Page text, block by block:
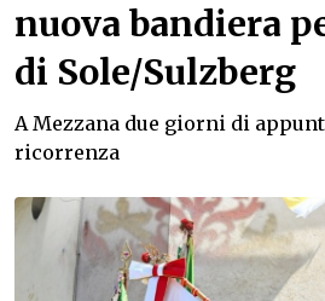
nuova bandiera
di Sole/Sulzberg
A Mezzana due giorni di
ricorrenza